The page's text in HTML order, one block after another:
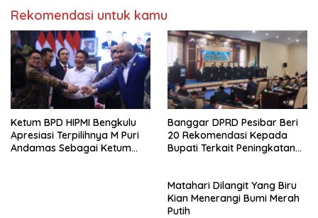
Rekomendasi untuk kamu
Ketum BPD HIPMI Bengkulu
Apresiasi Terpilihnya M Puri
Andamas Sebagai Ketum
Banggar DPRD Pesibar Beri
20 Rekomendasi Kepada
Bupati Terkait Peningkatan
Matahari Dilangit Yang Biru
Kian Menerangi Bumi Merah
Putih